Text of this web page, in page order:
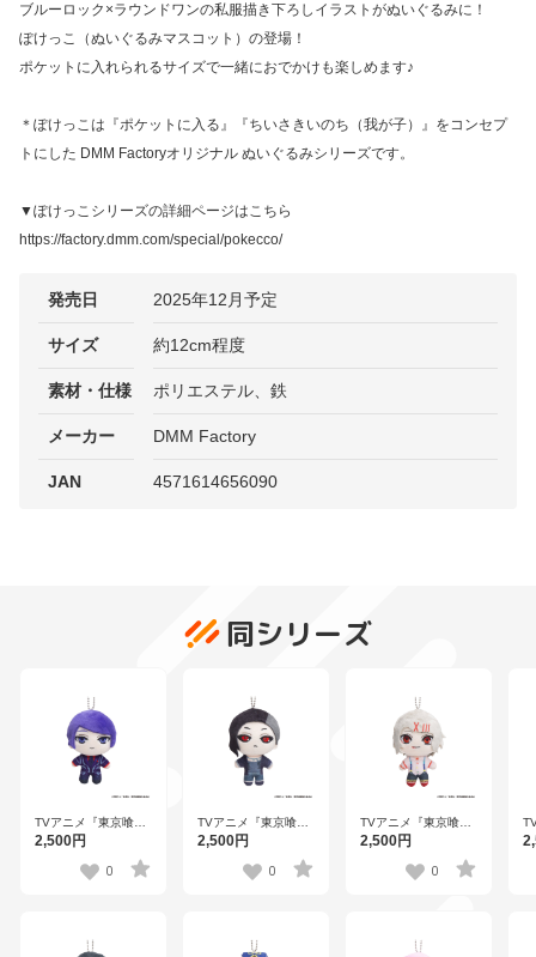
ブルーロック×ラウンドワンの私服描き下ろしイラストがぬいぐるみに！
ぽけっこ（ぬいぐるみマスコット）の登場！
ポケットに入れられるサイズで一緒におでかけも楽しめます♪
＊ぽけっこは『ポケットに入る』『ちいさきいのち（我が子）』をコンセプ
トにした DMM Factoryオリジナル ぬいぐるみシリーズです。
▼ぽけっこシリーズの詳細ページはこちら
https://factory.dmm.com/special/pokecco/
発売日 2025年12月予定
サイズ 約12cm程度
素材・仕様 ポリエステル、鉄
メーカー DMM Factory
JAN 4571614656090
同シリーズ
TVアニメ『東京喰種
トーキョーグール』
みマスコット）月山
2,500円
0
TVアニメ『東京喰種
トーキョーグール』
みマスコット）ウタ
2,500円
0
TVアニメ『東京喰種
トーキョーグール』
みマスコット）鈴屋
2,500円
0